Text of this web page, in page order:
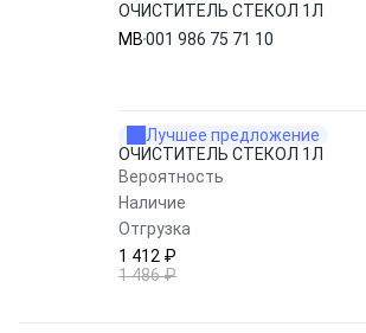
ОЧИСТИТЕЛЬ СТЕКОЛ 1Л
MB001 986 75 71 10
Лучшее предложение
ОЧИСТИТЕЛЬ СТЕКОЛ 1Л
Вероятность
Наличие
Отгрузка
1 412 ₽
1 486 ₽